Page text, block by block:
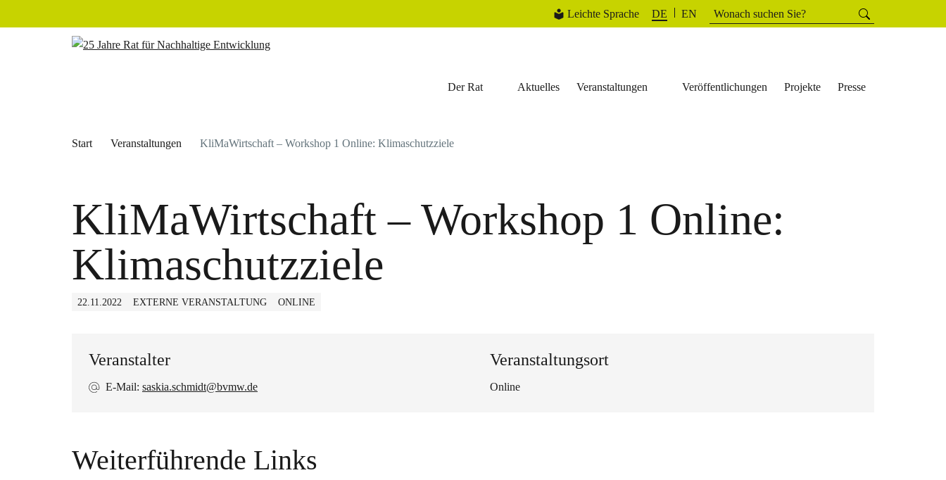
Suchen
nach:
Suchen
DE EN
Leichte Sprache
Der Rat Aktuelles Veranstaltungen Veröffentlichungen Projekte Presse
Start Veranstaltungen KliMaWirtschaft – Workshop 1 Online: Klimaschutzziele
KliMaWirtschaft – Workshop 1 Online:
Klimaschutzziele
22.11.2022 EXTERNE VERANSTALTUNG ONLINE
Veranstalter
E-Mail: saskia.schmidt@bvmw.de
Veranstaltungsort
Online
Weiterführende Links